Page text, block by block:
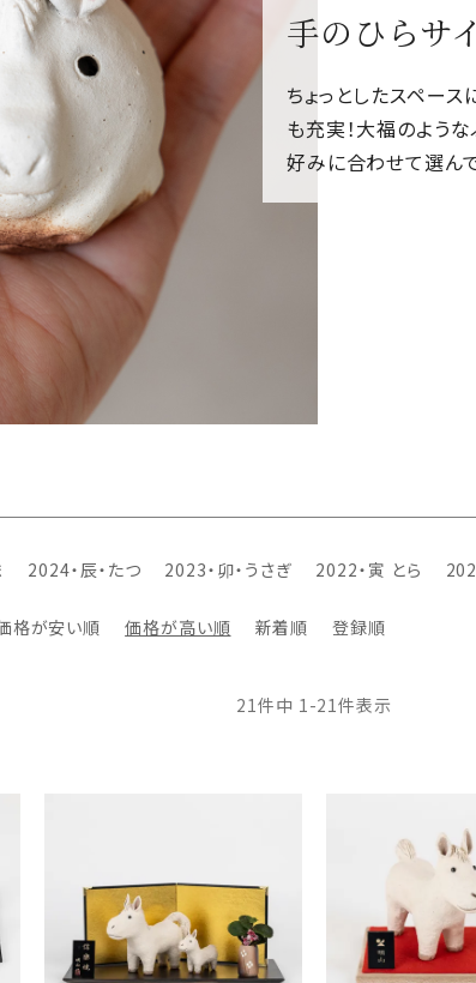
手のひらサ
ちょっとしたスペー
も充実！大福のよう
好みに合わせて選ん
2024・辰・たつ 2023・卯・うさぎ 2022・寅 とら
格が安い順 価格が高い順 新着順 登録順
21 件中 1 -21件表示